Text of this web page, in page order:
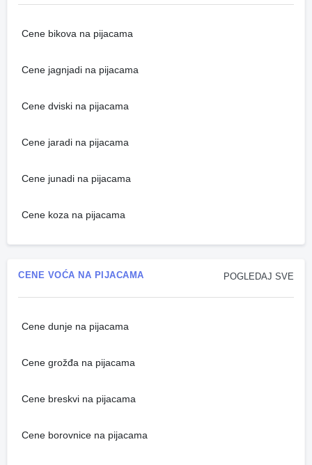
Cene bikova na pijacama
Cene jagnjadi na pijacama
Cene dviski na pijacama
Cene jaradi na pijacama
Cene junadi na pijacama
Cene koza na pijacama
POGLEDAJ SVE
CENE VOĆA NA PIJACAMA
Cene dunje na pijacama
Cene grožđa na pijacama
Cene breskvi na pijacama
Cene borovnice na pijacama